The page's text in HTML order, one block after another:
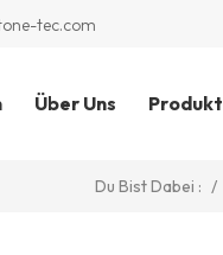
tec.com
Über Uns
Du Bist Dabei : /